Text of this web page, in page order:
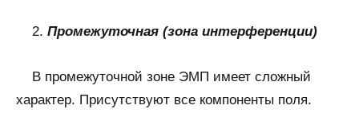
2. Промежуточная (зона интерференции)
В промежуточной зоне ЭМП имеет сложный
характер. Присутствуют все компоненты поля.